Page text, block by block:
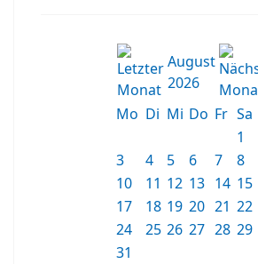
August
2026
Mo Di Mi Do Fr Sa
1
3
4 5 6 7 8
10
11 12 13 14 15
17
18 19 20 21 22
24
25 26 27 28 29
31